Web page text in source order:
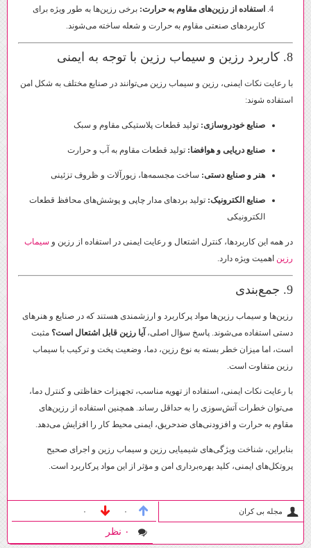
استفاده از رزین‌های مقاوم به حرارت:برخی رزین‌ها به طور ویژه برای
کاربردهای صنعتی مقاوم به حرارت و شعله ساخته می‌شوند.
با رعایت نکات ایمنی، رزین و سیماب رزین می‌توانند در صنایع مختلف به شکل امن
استفاده شوند:
صنایع خودروسازی: تولید قطعات پلاستیکی مقاوم و سبک
صنایع دریایی و هوافضا:تولید قطعات مقاوم به آب و حرارت
هنر و صنایع دستی:ساخت مجسمه‌ها، زیورآلات و ظروف تزئینی
صنایع الکترونیک:تولید بردهای مدار چاپی و پوشش‌های محافظ قطعات
الکترونیکی
در همه این کاربردها، کنترل اشتعال و رعایت ایمنی در استفاده از رزین و سیماب
رزین اهمیت ویژه دارد.
رزین‌ها و سیماب رزین‌ها مواد پرکاربرد و ارزشمندی هستند که در صنایع و هنرهای
دستی استفاده می‌شوند. پاسخ سؤال اصلی، آیا رزین قابل اشتعال است؟مثبت
است، اما میزان خطر بسته به نوع رزین، دما، وضعیت پخت و ترکیب با سیماب
رزین متفاوت است.
با رعایت نکات ایمنی، استفاده از تهویه مناسب، تجهیزات حفاظتی و کنترل دما،
می‌توان خطرات آتش‌سوزی را به حداقل رساند. همچنین استفاده از رزین‌های
مقاوم به حرارت و افزودنی‌های ضدحریق، ایمنی محیط کار را افزایش می‌دهد.
بنابراین، شناخت ویژگی‌های شیمیایی رزین و سیماب رزین و اجرای صحیح
پروتکل‌های ایمنی، کلید بهره‌برداری امن و مؤثر از این مواد پرکاربرد است.
مجله بی کران
۰ نظر